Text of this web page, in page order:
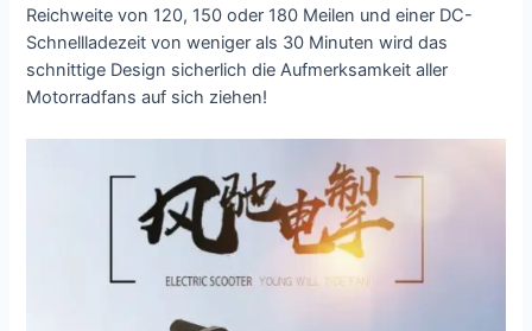
Reichweite von 120, 150 oder 180 Meilen und einer DC-
Schnellladezeit von weniger als 30 Minuten wird das
schnittige Design sicherlich die Aufmerksamkeit aller
Motorradfans auf sich ziehen!